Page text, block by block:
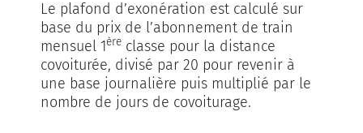
Le plafond d’exonération est calculé sur
base du prix de l’abonnement de train
mensuel 1ère classe pour la distance
covoiturée, divisé par 20 pour revenir à
une base journalière puis multiplié par le
nombre de jours de covoiturage.